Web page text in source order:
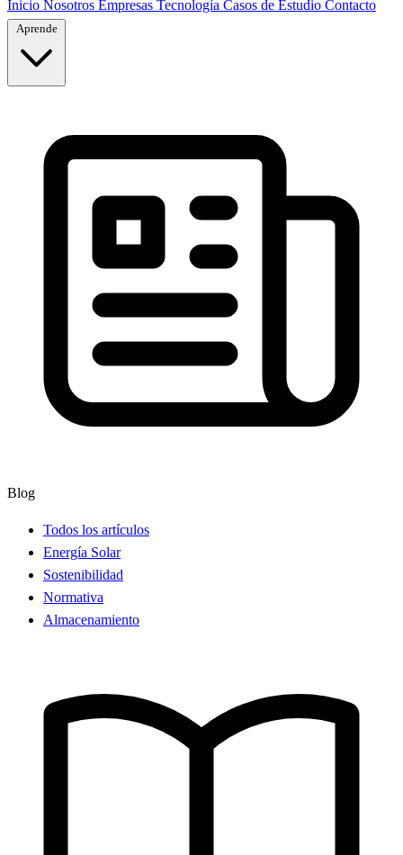
Inicio Nosotros Empresas Tecnología Casos de Estudio Contacto
Aprende
Blog
Todos los artículos
Energía Solar
Sostenibilidad
Normativa
Almacenamiento